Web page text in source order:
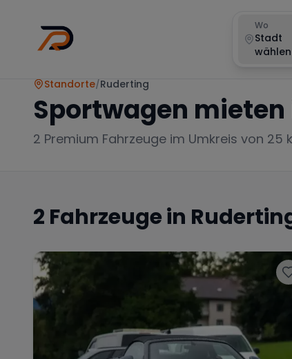
Wo
Stadt
wählen
Standorte/Ruderting
Sportwagen mieten
2 Premium Fahrzeuge im Umkreis von 25
2 Fahrzeuge in